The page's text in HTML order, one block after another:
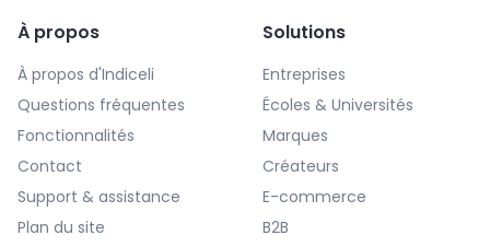
À propos
À propos d'Indiceli
Questions fréquentes
Fonctionnalités
Contact
Support & assistance
Plan du site
Solutions
Entreprises
Écoles & Universités
Marques
Créateurs
E-commerce
B2B